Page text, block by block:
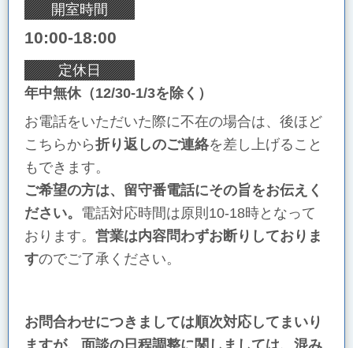
開室時間
10:00-18:00
定休日
年中無休（12/30-1/3を除く）
お電話をいただいた際に不在の場合は、後ほど
こちらから折り返しのご連絡を差し上げること
もできます。
ご希望の方は、留守番電話にその旨をお伝えく
ださい。 電話対応時間は原則10-18時となって
おります。 営業は内容問わずお断りしておりま
すのでご了承ください。
お問合わせにつきましては順次対応してまいり
ますが、面談の日程調整に関しましては、混み